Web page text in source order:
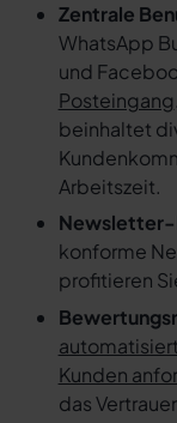
Zentrale
WhatsApp
und
Posteingang
beinhaltet
Arbeitszeit.
konforme
profitieren
Kunden
das